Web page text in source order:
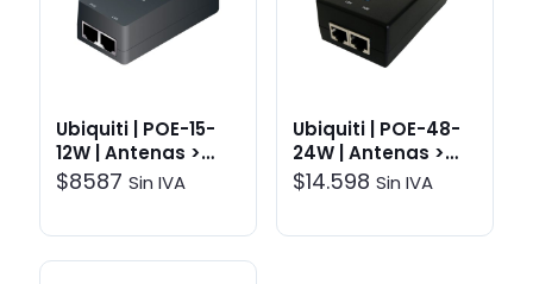
Ubiquiti | POE-15-
12W | Antenas >
Accesorios
$8587 Sin IVA
Ubiquiti | POE-48-
24W | Antenas >
Accesorios
$14.598 Sin IVA